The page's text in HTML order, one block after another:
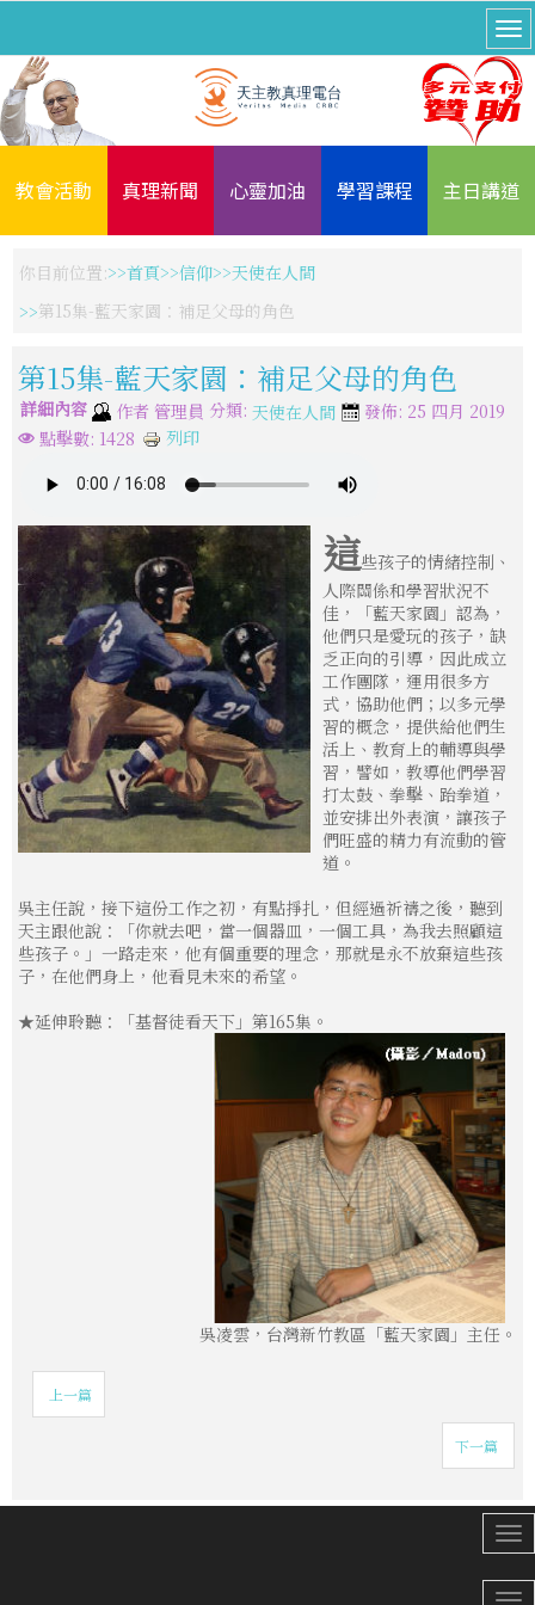
教會活動 真理新聞 心靈加油 學習課程 主日講道
你目前位置: 首頁 信仰
天使在人間
第15集-藍天家園：補足父母的角色
第15集-藍天家園：補足父母的角色
詳細內容 作者 管理員 分類: 天使在人間
發佈: 25 四月 2019
點擊數: 1428
列印
這些孩子的情緒控制、
人際關係和學習狀況不
佳，「藍天家園」認為，
他們只是愛玩的孩子，缺
乏正向的引導，因此成立
工作團隊，運用很多方
式，協助他們；以多元學
習的概念，提供給他們生
活上、教育上的輔導與學
習，譬如，教導他們學習
打太鼓、拳擊、跆拳道，
並安排出外表演，讓孩子
們旺盛的精力有流動的管
道。
吳主任說，接下這份工作之初，有點掙扎，但經過祈禱之後，聽到
天主跟他說：「你就去吧，當一個器皿，一個工具，為我去照顧這
些孩子。」一路走來，他有個重要的理念，那就是永不放棄這些孩
子，在他們身上，他看見未來的希望。
★延伸聆聽：「基督徒看天下」第165集。
吳凌雲，台灣新竹教區「藍天家園」主任。
上一篇
下一篇